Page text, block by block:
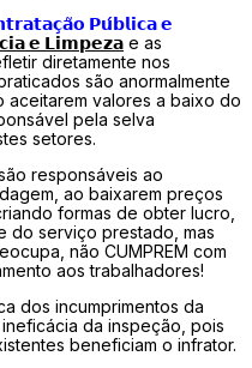
𝗣𝘂́𝗯𝗹𝗶𝗰𝗮 𝗲
𝗲 𝗟𝗶𝗺𝗽𝗲𝘇𝗮 e as
diretamente nos
são anormalmente
aceitarem valores a baixo do
pela selva
setores.
responsáveis ao
ao baixarem preços
formas de obter lucro,
do serviço prestado, mas
não CUMPREM com
aos trabalhadores!
dos incumprimentos da
da inspeção, pois
beneficiam o infrator.